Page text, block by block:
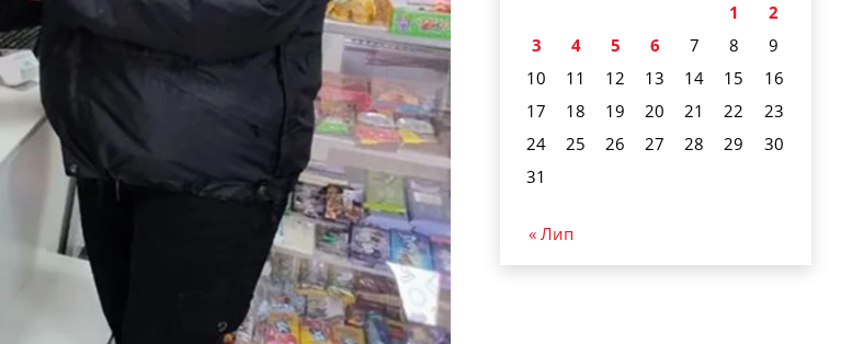
1
2
3
4 5 6 7 8
9
10
11 12 13 14 15
16
17
18 19 20 21 22
23
24
25 26 27 28 29
30
31
« Лип